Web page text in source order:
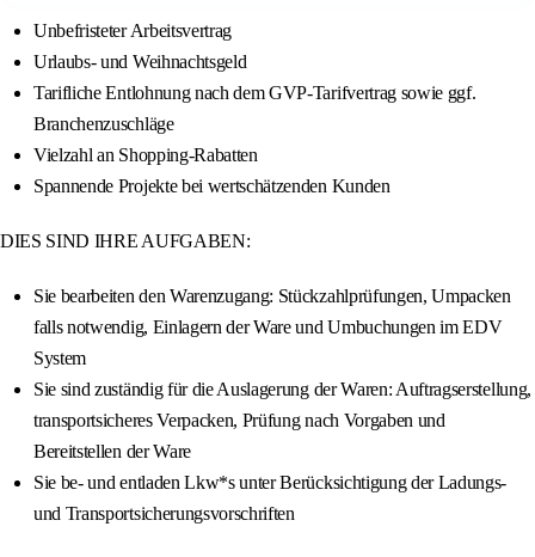
Unbefristeter Arbeitsvertrag
Urlaubs- und Weihnachtsgeld
Tarifliche Entlohnung nach dem GVP-Tarifvertrag sowie ggf.
Branchenzuschläge
Vielzahl an Shopping-Rabatten
Spannende Projekte bei wertschätzenden Kunden
DIES SIND IHRE AUFGABEN:
Sie bearbeiten den Warenzugang: Stückzahlprüfungen, Umpacken
falls notwendig, Einlagern der Ware und Umbuchungen im EDV
System
Sie sind zuständig für die Auslagerung der Waren: Auftragserstellung,
transportsicheres Verpacken, Prüfung nach Vorgaben und
Bereitstellen der Ware
Sie be- und entladen Lkw*s unter Berücksichtigung der Ladungs-
und Transportsicherungsvorschriften